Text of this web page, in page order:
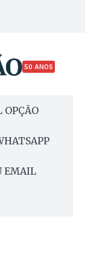
50 ANOS
OPÇÃO
EMAIL